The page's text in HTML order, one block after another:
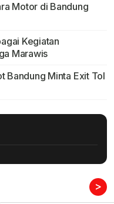
Motor di Bandung
Kegiatan
Marawis
Bandung Minta Exit Tol
>